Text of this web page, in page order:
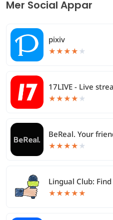
Mer Social Appar
pixiv
★★★★ ★
17LIVE - Live
★★★★ ★
BeReal. Your
★★★★ ★
Lingual Club:
★★★★★